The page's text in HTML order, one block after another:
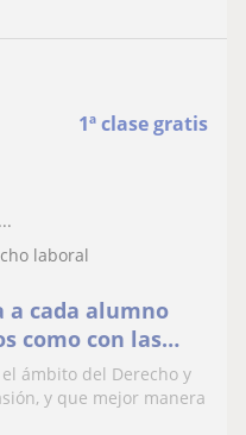
1ª clase gratis
laboral
a cada alumno
como con las
ámbito del Derecho y
y que mejor manera